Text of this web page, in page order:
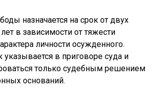
назначается на срок от двух
в зависимости от тяжести
личности осужденного.
в приговоре суда и
только судебным решением
оснований.